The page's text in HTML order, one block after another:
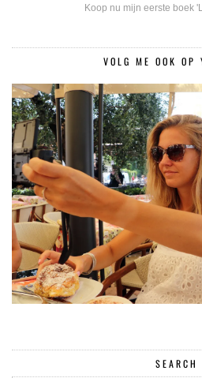
Koop nu mijn eerste boek
VOLG ME OOK OP
SEARCH